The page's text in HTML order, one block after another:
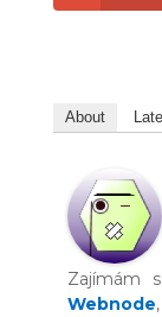
About
Zajímám
Webnode